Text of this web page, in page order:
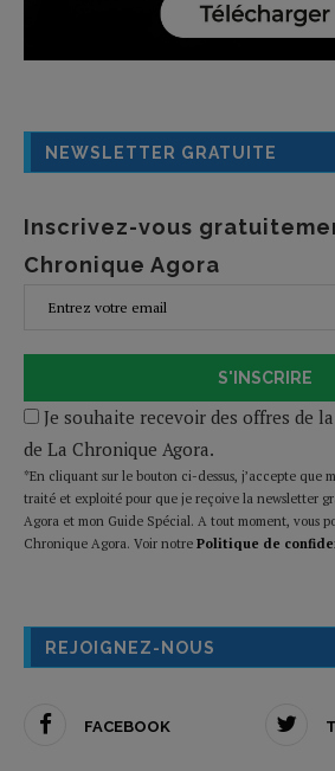
NEWSLETTER GRATUITE
Inscrivez-vous
Chronique Agora
S'INSCRIRE
Je souhaite recevoir des offres de
de La Chronique Agora.
*En cliquant sur le bouton ci-dessus, j’accepte que
traité et exploité pour que je reçoive la newsletter
Agora et mon Guide Spécial. A tout moment, vous
Chronique Agora. Voir notre Politique de
REJOIGNEZ-NOUS
FACEBOOK